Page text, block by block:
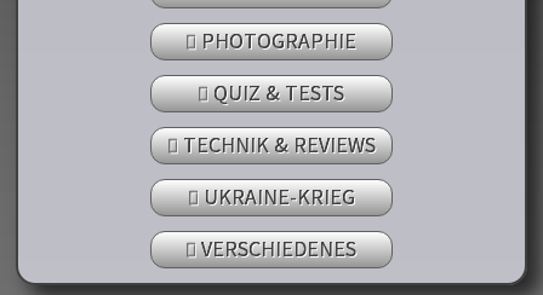
PHOTOGRAPHIE
QUIZ & TESTS
TECHNIK & REVIEWS
UKRAINE-KRIEG
VERSCHIEDENES